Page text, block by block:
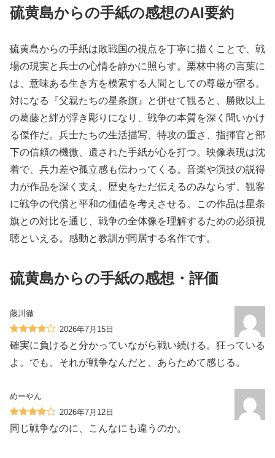
硫黄島からの手紙の感想のAI要約
硫黄島からの手紙は敗戦国の視点を丁寧に描くことで、戦
場の現実と兵士の心情を静かに照らす。栗林中将の言葉に
は、意味ある生き方を模索する人間としての尊厳が宿る。
対になる『父親たちの星条旗』と併せて観ると、勝敗以上
の葛藤と絆が浮き彫りになり、戦争の本質を深く問いかけ
る傑作だ。兵士たちの生活描写、特攻の重さ、指揮官と部
下の信頼の機微、遺された手紙が心を打つ。映像表現は沈
着で、兵力差や孤立感も伝わってくる。音楽や演技の説得
力が作品を深く支え、歴史をただ伝えるのみならず、観客
に戦争の代償と平和の価値を考えさせる。この作品は星条
旗との対比を通じ、戦争の全体像を理解するための必須視
聴といえる。感動と教訓が同居する名作です。
硫黄島からの手紙の感想・評価
藤川徹
2026年7月15日
確実に負けると分かっていながら戦い続ける。狂っている
よ。でも、それが戦争なんだと、あらためて感じる。
めーやん
2026年7月12日
同じ戦争なのに、こんなにも違うのか。